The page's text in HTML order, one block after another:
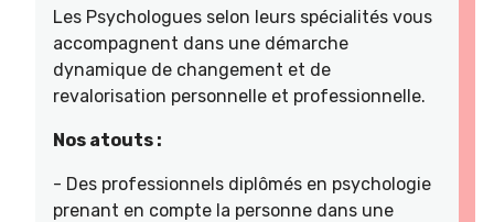
Les Psychologues selon leurs spécialités vous
accompagnent dans une démarche
dynamique de changement et de
revalorisation personnelle et professionnelle.
Nos atouts :
- Des professionnels diplômés en psychologie
prenant en compte la personne dans une